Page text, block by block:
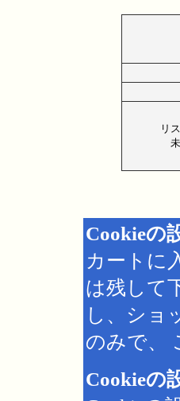
リ
Cookieの
カートに
は残して
し、ショ
のみで、
Cookieの